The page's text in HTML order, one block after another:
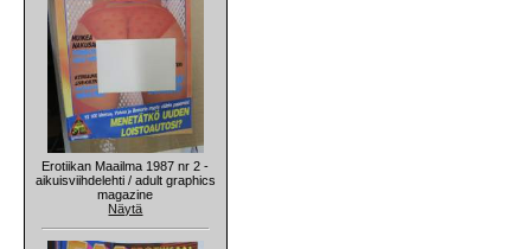
Erotiikan Maailma 1987 nr 2 -
aikuisviihdelehti / adult graphics
magazine
Näytä